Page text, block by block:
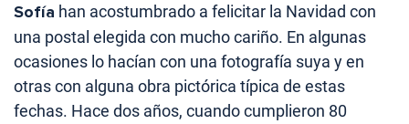
Sofía han acostumbrado a felicitar la Navidad con
una postal elegida con mucho cariño. En algunas
ocasiones lo hacían con una fotografía suya y en
otras con alguna obra pictórica típica de estas
fechas. Hace dos años, cuando cumplieron 80